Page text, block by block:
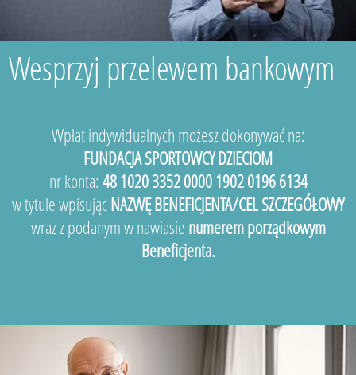
Wesprzyj przelewem bankowym
Wpłat indywidualnych możesz dokonywać na:
FUNDACJA SPORTOWCY DZIECIOM
nr konta: 48 1020 3352 0000 1902 0196 6134
w tytule wpisującNAZWĘ BENEFICJENTA/CEL SZCZEGÓŁOWY
wraz z podanym w nawiasie numerem porządkowym
Beneficjenta.